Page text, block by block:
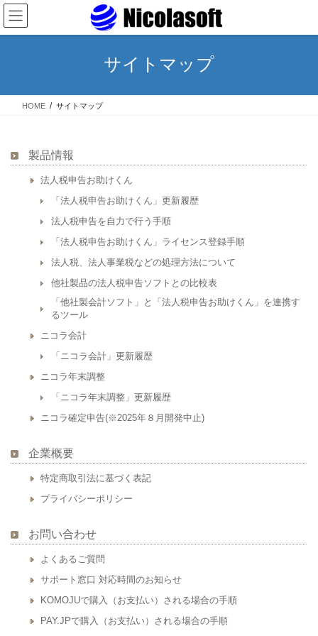
コ
ン
テ
ス
ナ
ビ
ゲ
ン
サイトマップ
HOME サイトマップ
製品情報
法人税申告お助けくん
「法人税申告お助けくん」更新履歴
法人税申告を自力で行う手順
「法人税申告お助けくん」ライセンス登録手順
法人税、法人事業税などの処理方法について
他社製品の法人税申告ソフトとの比較表
「他社製会計ソフト」と「法人税申告お助けくん」を連携す
るツール
ニコラ会計
「ニコラ会計」更新履歴
ニコラ年末調整
「ニコラ年末調整」更新履歴
ニコラ確定申告(※2025年８月開発中止)
企業概要
特定商取引法に基づく表記
プライバシーポリシー
お問い合わせ
よくあるご質問
サポート窓口 対応時間のお知らせ
KOMOJUで購入（お支払い）される場合の手順
PAY.JPで購入（お支払い）される場合の手順